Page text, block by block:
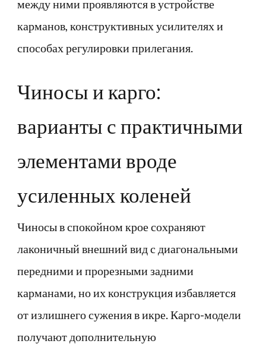
между ними проявляются в устройстве
карманов, конструктивных усилителях и
способах регулировки прилегания.
Чиносы и карго:
варианты с практичными
элементами вроде
усиленных коленей
Чиносы в спокойном крое сохраняют
лаконичный внешний вид с диагональными
передними и прорезными задними
карманами, но их конструкция избавляется
от излишнего сужения в икре. Карго-модели
получают дополнительную